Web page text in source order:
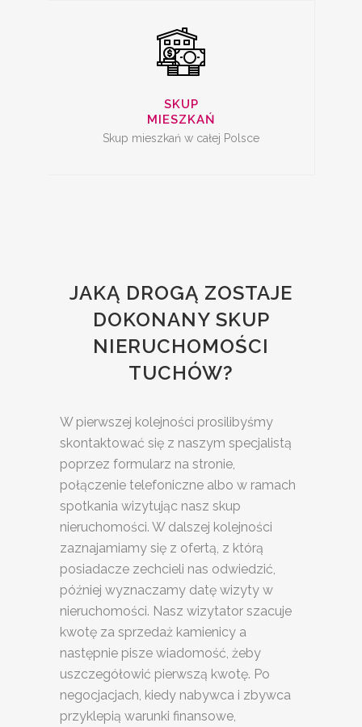
SKUP
MIESZKAŃ
Skup mieszkań w całej Polsce
JAKĄ DROGĄ ZOSTAJE
DOKONANY SKUP
NIERUCHOMOŚCI
TUCHÓW?
W pierwszej kolejności prosilibyśmy
skontaktować się z naszym specjalistą
poprzez formularz na stronie,
połączenie telefoniczne albo w ramach
spotkania wizytując nasz skup
nieruchomości. W dalszej kolejności
zaznajamiamy się z ofertą, z którą
posiadacze zechcieli nas odwiedzić,
później wyznaczamy datę wizyty w
nieruchomości. Nasz wizytator szacuje
kwotę za sprzedaż kamienicy a
następnie pisze wiadomość, żeby
uszczegółowić pierwszą kwotę. Po
negocjacjach, kiedy nabywca i zbywca
przyklepią warunki finansowe,